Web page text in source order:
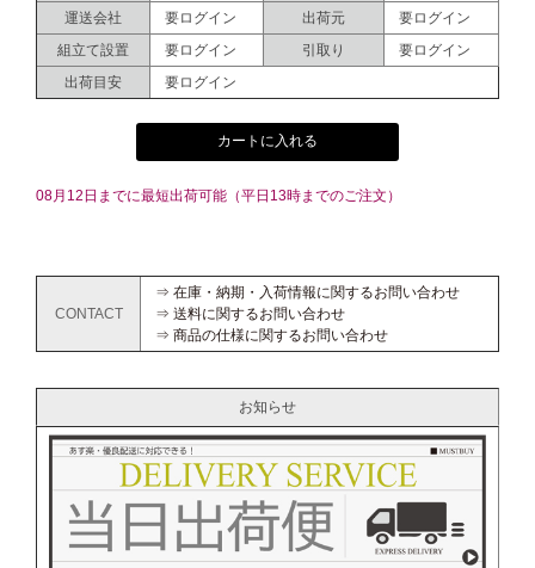
運送会社
要ログイン 出荷元
要ログイン
組立て設置
要ログイン 引取り
要ログイン
出荷目安
要ログイン
カートに入れる
08月12日までに最短出荷可能（平日13時までのご注文）
CONTACT
⇒ 在庫・納期・入荷情報に関するお問い合わせ
⇒ 送料に関するお問い合わせ
⇒ 商品の仕様に関するお問い合わせ
お知らせ